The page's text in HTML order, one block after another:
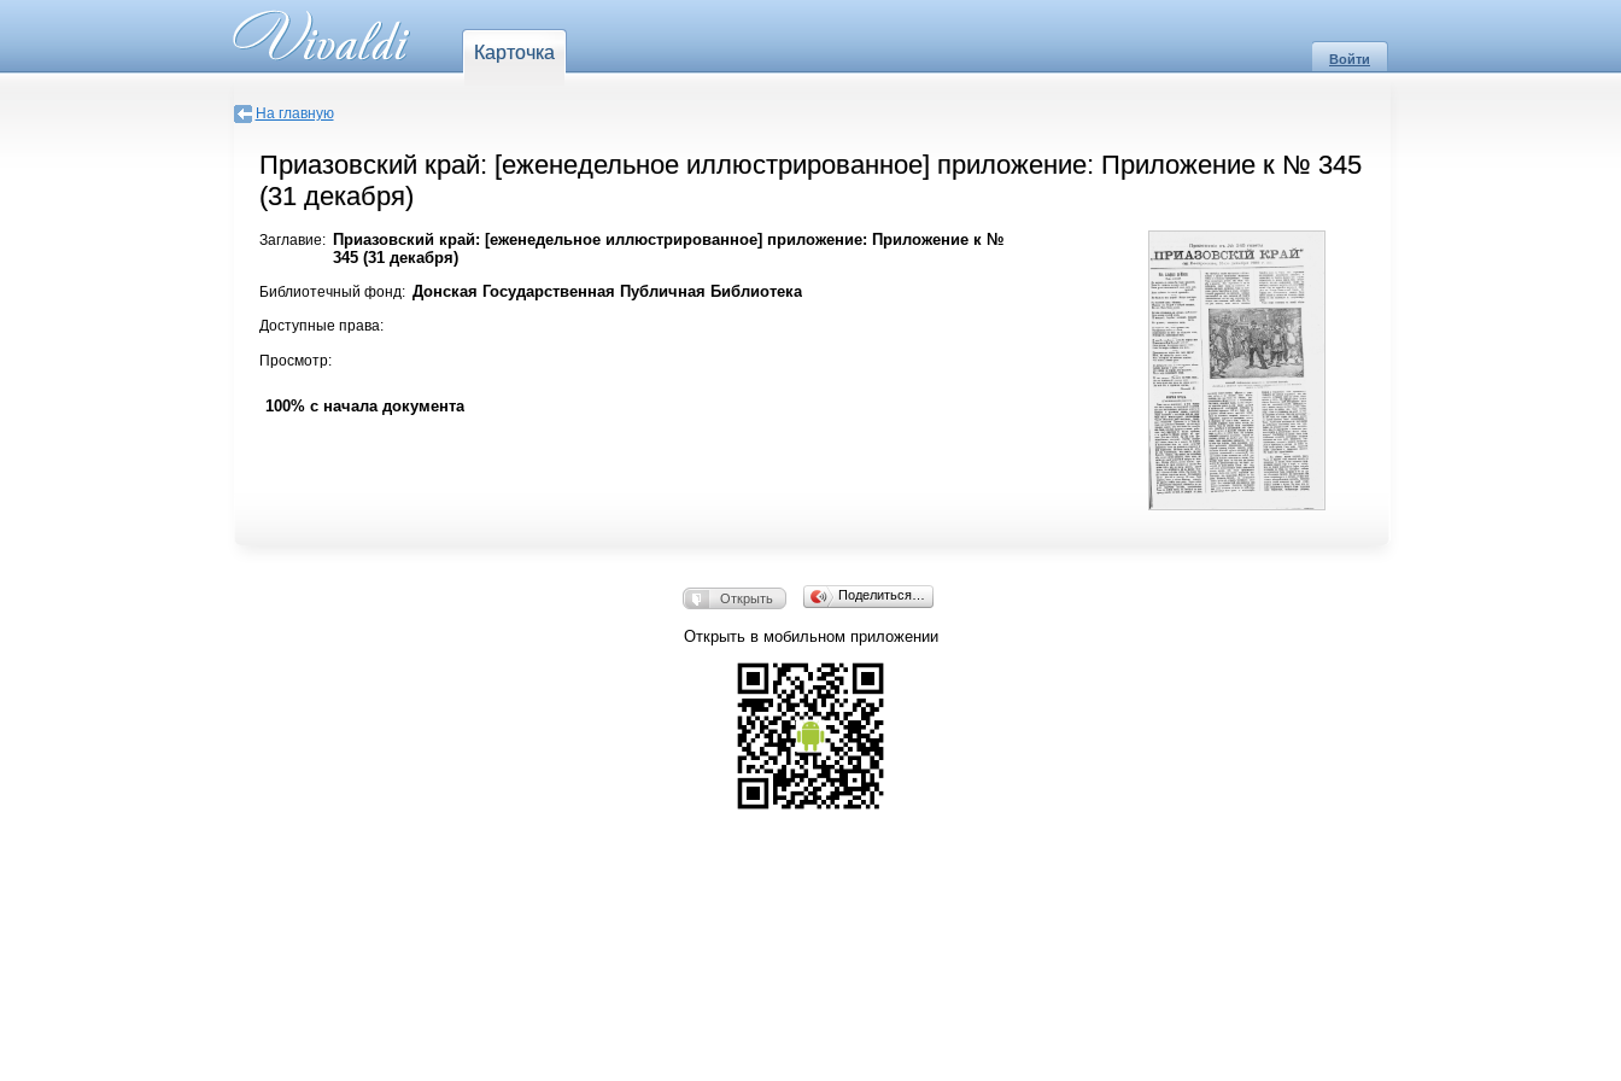
Карточка Войти
На главную
Приазовский край: [еженедельное иллюстрированное] приложение: Приложение к № 345
(31 декабря)
Заглавие: Приазовский край: [еженедельное иллюстрированное] приложение: Приложение к №
345 (31 декабря)
Библиотечный фонд: Донская Государственная Публичная Библиотека
Доступные права:
Просмотр:
100% с начала документа
Открыть Поделиться…
Открыть в мобильном приложении